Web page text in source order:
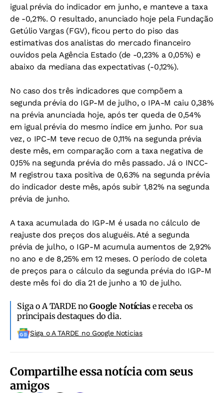
igual prévia do indicador em junho, e manteve a taxa
de -0,21%. O resultado, anunciado hoje pela Fundação
Getúlio Vargas (FGV), ficou perto do piso das
estimativas dos analistas do mercado financeiro
ouvidos pela Agência Estado (de -0,23% a 0,05%) e
abaixo da mediana das expectativas (-0,12%).
No caso dos três indicadores que compõem a
segunda prévia do IGP-M de julho, o IPA-M caiu 0,38%
na prévia anunciada hoje, após ter queda de 0,54%
em igual prévia do mesmo índice em junho. Por sua
vez, o IPC-M teve recuo de 0,11% na segunda prévia
deste mês, em comparação com a taxa negativa de
0,15% na segunda prévia do mês passado. Já o INCC-
M registrou taxa positiva de 0,63% na segunda prévia
do indicador deste mês, após subir 1,82% na segunda
prévia de junho.
A taxa acumulada do IGP-M é usada no cálculo de
reajuste dos preços dos aluguéis. Até a segunda
prévia de julho, o IGP-M acumula aumentos de 2,92%
no ano e de 8,25% em 12 meses. O período de coleta
de preços para o cálculo da segunda prévia do IGP-M
deste mês foi do dia 21 de junho a 10 de julho.
Siga o A TARDE noGoogle Notíciase receba os
principais destaques do dia.
Siga o A TARDE no Google Noticias
Compartilhe essa notícia com seus
amigos